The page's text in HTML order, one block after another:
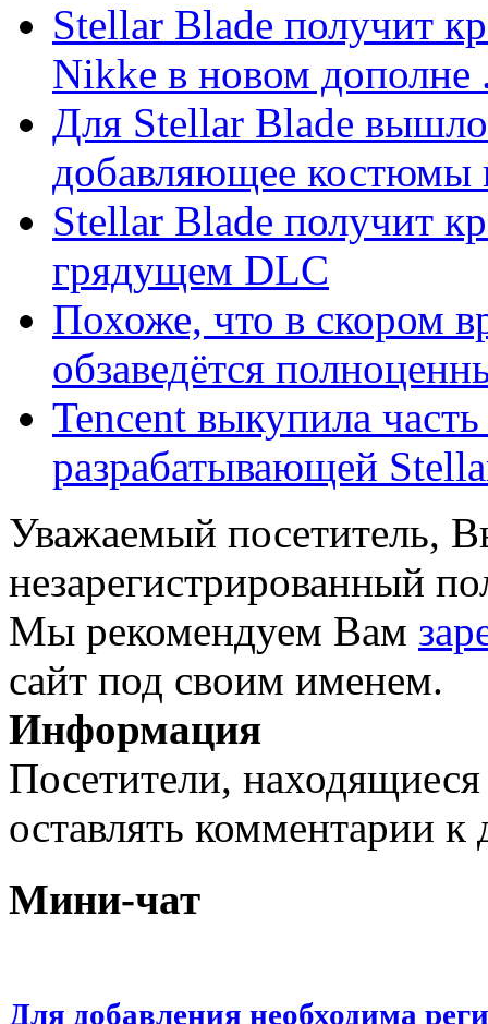
Stellar Blade получит
Nikke в новом дополне
Для Stellar Blade
добавляющее костюмы
Stellar Blade получит
грядущем DLC
Похоже, что в скором
обзаведётся
Tencent выкупила
разрабатывающей
Уважаемый посетитель,
незарегистрированный
Мы рекомендуем Вам
сайт под своим именем.
Информация
Посетители,
оставлять комментарии
Мини-чат
Для добавления необходима